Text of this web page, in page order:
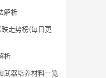
解析
走势榜(每日更
析
武器培养材料一览